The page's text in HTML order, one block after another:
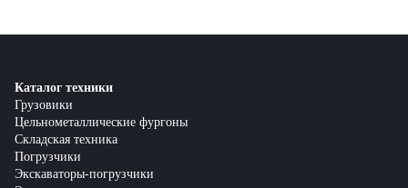
Каталог техники
Грузовики
Цельнометаллические фургоны
Складская техника
Погрузчики
Экскаваторы-погрузчики